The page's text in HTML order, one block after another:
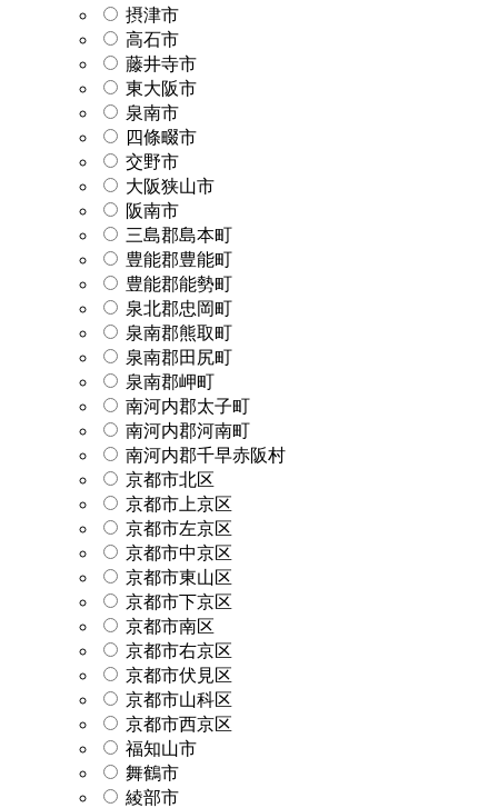
摂津市
高石市
藤井寺市
東大阪市
泉南市
四條畷市
交野市
大阪狭山市
阪南市
三島郡島本町
豊能郡豊能町
豊能郡能勢町
泉北郡忠岡町
泉南郡熊取町
泉南郡田尻町
泉南郡岬町
南河内郡太子町
南河内郡河南町
南河内郡千早赤阪村
京都市北区
京都市上京区
京都市左京区
京都市中京区
京都市東山区
京都市下京区
京都市南区
京都市右京区
京都市伏見区
京都市山科区
京都市西京区
福知山市
舞鶴市
綾部市